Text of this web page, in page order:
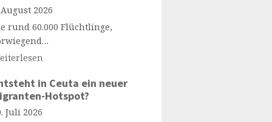
2026
rund 60.000 Flüchtlinge,
in Ceuta ein neuer
Hotspot?
Juli 2026